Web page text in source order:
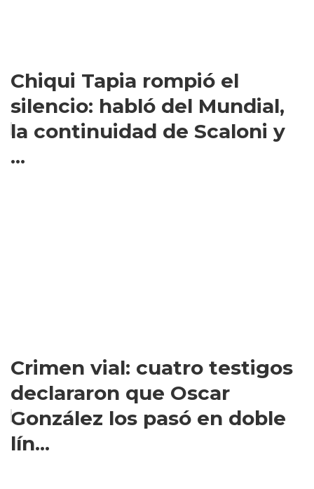
Chiqui Tapia rompió el
silencio: habló del Mundial,
la continuidad de Scaloni y
...
Crimen vial: cuatro testigos
declararon que Oscar
González los pasó en doble
lín...